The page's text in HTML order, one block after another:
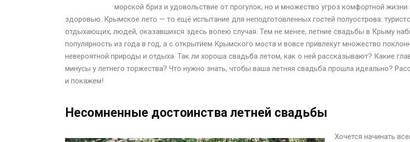
морской бриз и удовольствие от прогулок, но и множество угроз комфортной
здоровью. Крымское лето — то ещё испытание для неподготовленных гостей полуострова:
отдыхающих, людей, оказавшихся здесь волею случая. Тем не менее, летние свадьбы в Крыму
популярность из года в год, а с открытием Крымского моста и вовсе привлекут множество
невероятной природы и отдыха. Так ли хороша свадьба летом, как о ней рассказывают? Какие
минусы у летнего торжества? Что нужно знать, чтобы ваша летняя свадьба прошла идеально?
и покажем!
Несомненные достоинства летней свадьбы
Хочется начинать